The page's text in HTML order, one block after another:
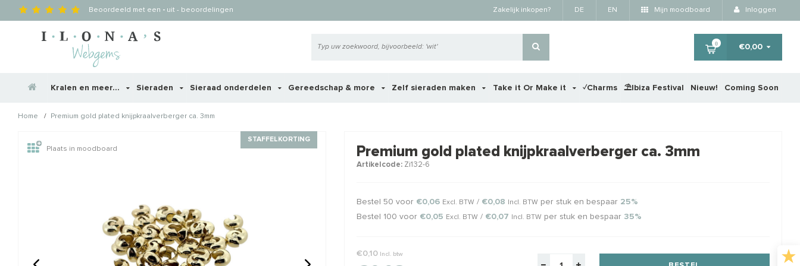
Beoordeeld met een - uit - beoordelingen Zakelijk inkopen? DE EN Mijn moodboard Inloggen
0 €0,00
Kralen en meer... Sieraden Sieraad onderdelen Gereedschap & more Zelf sieraden maken Take it Or Make it ✓Charms ⛱️Ibiza Festival Nieuw! Coming Soon
Home / Premium gold plated knijpkraalverberger ca. 3mm
Wellicht zijn deze producten ook interessant voor je?
STAFFELKORTING
Plaats in moodboard
Premium gold plated knijpkraalverberger ca. 3mm
Artikelcode:Zi132-6
Bestel 50 voor €0,06 Excl. BTW / €0,08 Incl. BTW per stuk en bespaar 25%
Bestel 100 voor €0,05 Excl. BTW / €0,07 Incl. BTW per stuk en bespaar 35%
€0,10 Incl. btw